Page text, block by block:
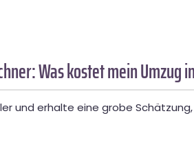
Was kostet mein Umzug
und erhalte eine grobe